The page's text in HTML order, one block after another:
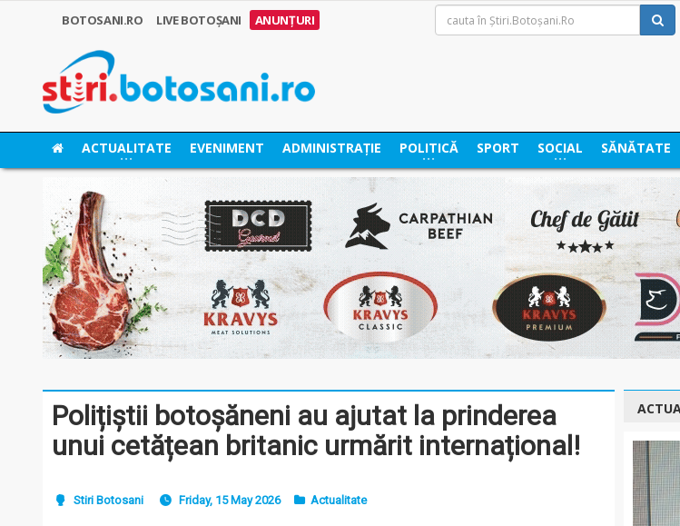
BOTOSANI.RO LIVE BOTOȘANI ANUNȚURI
ACTUALITATE EVENIMENT ADMINISTRAȚIE POLITICĂ SPORT SOCIAL SĂNĂTATE
Polițiștii botoșăneni au ajutat la prinderea
unui cetățean britanic urmărit internațional!
Stiri Botosani Friday, 15 May 2026 Actualitate